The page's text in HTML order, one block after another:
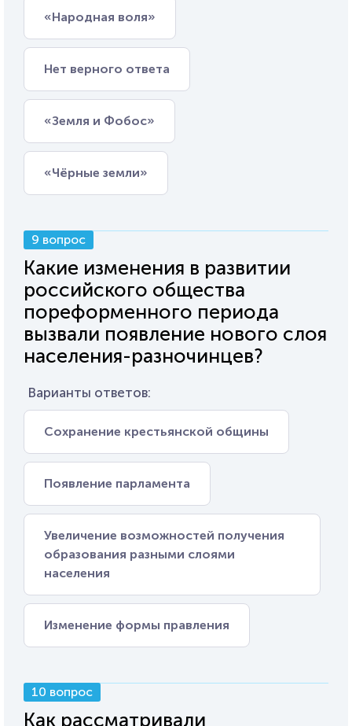
«Народная воля»
Нет верного ответа
«Земля и Фобос»
«Чёрные земли»
9 вопрос
Какие изменения в развитии
российского общества
пореформенного периода
вызвали появление нового слоя
населения-разночинцев?
Варианты ответов:
Сохранение крестьянской общины
Появление парламента
Увеличение возможностей получения
образования разными слоями
населения
Изменение формы правления
10 вопрос
Как рассматривали